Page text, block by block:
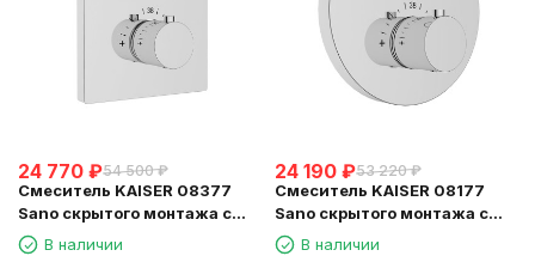
24 770 ₽54 500 ₽
Смеситель KAISER 08377
Sano скрытого монтажа с
термостатом
В наличии
24 190 ₽53 220 ₽
Смеситель KAISER 08177
Sano скрытого монтажа с
термостатом
В наличии